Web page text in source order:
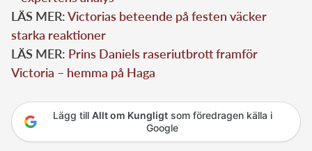
LÄS MER:Victorias beteende på festen väcker
starka reaktioner
LÄS MER: Prins Daniels raseriutbrott framför
Victoria – hemma på Haga
Lägg till Allt om Kungligtsom föredragen källa i
Google